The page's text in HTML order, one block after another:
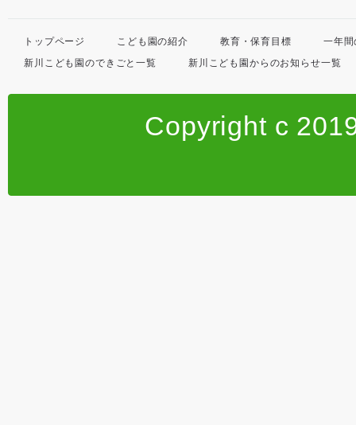
トップページ こども園の紹介 教育・保育目標
一年
新川こども園のできごと一覧
新川こども園からのお知らせ一覧
Copyright c